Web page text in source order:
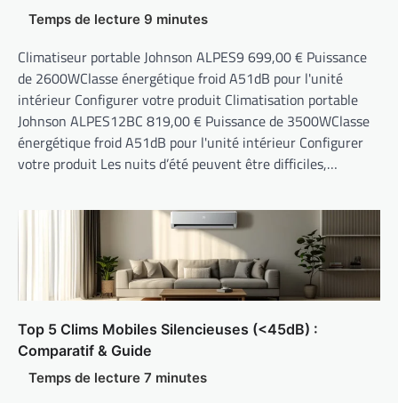
Climatiseur portable Johnson ALPES9 699,00 € Puissance
de 2600WClasse énergétique froid A51dB pour l'unité
intérieur Configurer votre produit Climatisation portable
Johnson ALPES12BC 819,00 € Puissance de 3500WClasse
énergétique froid A51dB pour l'unité intérieur Configurer
votre produit Les nuits d’été peuvent être difficiles,…
Top 5 Clims Mobiles Silencieuses (<45dB) :
Comparatif & Guide